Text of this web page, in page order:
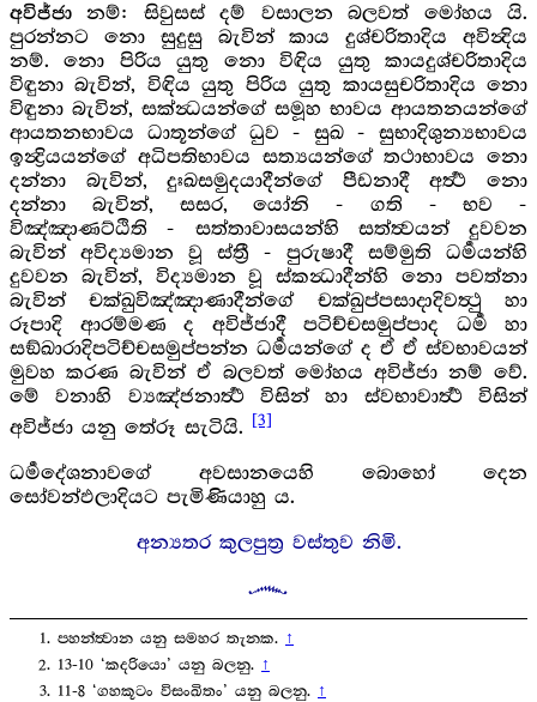
අවිජ්ජානම්: සිවුසස් දම් වසාලන බලවත් මෝහය යි.
පුරන්නට නො සුදුසු බැවින් කාය දුශ්චරිතාදිය අවින්‍දිය
නම්. නො පිරිය යුතු නො විඳිය යුතු කායදුශ්චරිතාදිය
විඳුනා බැවින්, ‍විඳිය යුතු පිරිය යුතු කායසුචරිතාදිය නො
විඳුනා බැවින්, සක්න්‍ධයන්ගේ සමූහ භාවය ආයතනයන්ගේ
ආයතනභාවය ධාතූන්ගේ ධුව - සුඛ - සුභාදිශුන්‍යභාවය
ඉන්‍ද්‍රියයන්ගේ අධිපතිභාවය සත්‍යයන්ගේ තථාභාවය නො
දන්නා බැවින්, දුඃඛසමුදයාදීන්ගේ පීඩනාදී අර්‍ත්‍ථ නො
දන්නා බැවින්, සසර, යෝනි - ගති - භව -
විඤ්ඤාණට්ඨිති - සත්තාවාසයන්හි සත්ත්‍වයන් දුවවන
බැවින් අවිද්‍යමාන වූ ස්ත්‍රී - පුරුෂාදී සම්මුති ධර්‍මයන්හි
දුවවන බැවින්, විද්‍යමාන වූ ස්කන්‍ධාදීන්හි නො පවත්නා
බැවින් චක්ඛුවිඤ්ඤාණාදීන්ගේ චක්ඛුප්පසාදාදිවත්‍ථු හා
රූපාදි ආරම්මණ ද අවිජ්ජාදී පටිච්චසමුප්පාද ධර්‍ම හා
සඞ්ඛාරාදිපටිච්චසමුප්පන්න ධර්‍මයන්ගේ ද ඒ ඒ ස්වභාවයන්
මුවහ කරණ බැවින් ඒ බලවත් මෝහය අවිජ්ජා නම් වේ.
මේ වනාහි ව්‍යඤ්ජනාර්‍ත්‍ථ විසින් හා ස්වභාවාර්‍ත්‍ථ විසින්
අවිජ්‍ජා යනු තේරූ සැටියි.
[3]
ධර්‍මදේශනාවගේ අවසානයෙහි බොහෝ දෙන
සෝවන්ඵලාදියට පැමිණියාහු ය.
අන්‍යතර කුලපුත්‍ර වස්තුව නිමි.
පහන්ත්‍වාන යනු සමහර තැනක. ↑
13-10 ‘කදරියො’ යනු බලනු. ↑
11-8 ‘ගහකූටං විසංඛිතං’ යනු බලනු. ↑